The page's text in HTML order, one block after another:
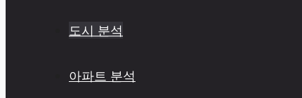
도시 분석
아파트 분석